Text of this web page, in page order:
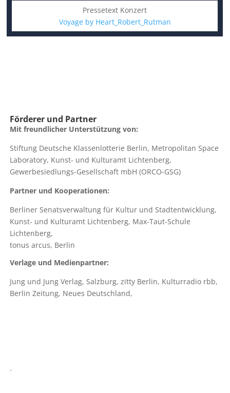
Pressetext Konzert
Voyage by Heart_Robert_Rutman
Förderer und Partner
Mit freundlicher Unterstützung von:
Stiftung Deutsche Klassenlotterie Berlin, Metropolitan Space
Laboratory, Kunst- und Kulturamt Lichtenberg,
Gewerbesiedlungs-Gesellschaft mbH (ORCO-GSG)
Partner und Kooperationen:
Berliner Senatsverwaltung für Kultur und Stadtentwicklung,
Kunst- und Kulturamt Lichtenberg, Max-Taut-Schule
Lichtenberg,
tonus arcus, Berlin
Verlage und Medienpartner:
Jung und Jung Verlag, Salzburg, zitty Berlin, Kulturradio rbb,
Berlin Zeitung, Neues Deutschland,
´